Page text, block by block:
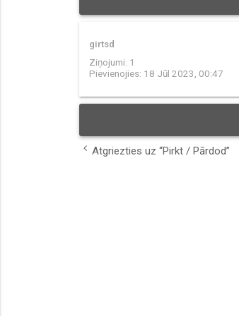
girtsd
Ziņojumi: 1
Pievienojies: 18 Jūl 2023, 00:47
Atgriezties uz “Pirkt / Pārdod”